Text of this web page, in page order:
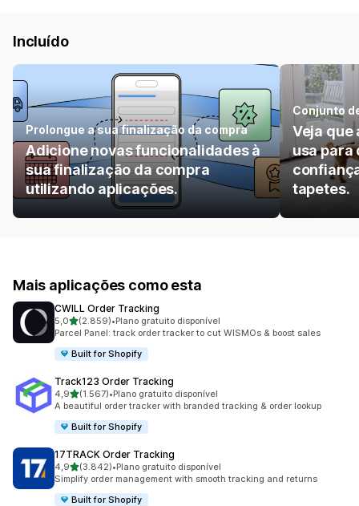
Incluído
Prolongue a sua finalização da compra
Adicione novas funcionalidades à
sua finalização da compra
utilizando aplicações.
Conjunto
Veja que
usa para
tapetes.
Mais aplicações como esta
CWILL Order Tracking
5,0de 5 estrelas
(2.859)
2859 total de avaliações
•Plano gratuito disponível
Parcel Panel: track order tracker to cut WISMOs & boost sales
Built for Shopify
Track123 Order Tracking
4,9de 5 estrelas
(1.567)
1567 total de avaliações
•Plano gratuito disponível
A beautiful order tracker with branded tracking & order lookup
Built for Shopify
17TRACK Order Tracking
4,9de 5 estrelas
(3.842)
3842 total de avaliações
•Plano gratuito disponível
Simplify order management with smooth tracking and returns
Built for Shopify